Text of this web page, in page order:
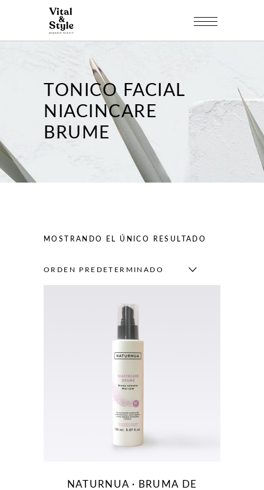
TONICO FACIAL
NIACINCARE
BRUME
MOSTRANDO EL ÚNICO RESULTADO
ORDEN PREDETERMINADO
NATURNUA · BRUMA DE